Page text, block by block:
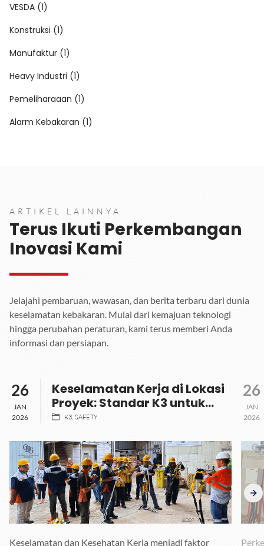
VESDA (1)
Konstruksi (1)
Manufaktur (1)
Heavy Industri (1)
Pemeliharaaan (1)
Alarm Kebakaran (1)
ARTIKEL LAINNYA
Terus Ikuti Perkembangan
Inovasi Kami
Jelajahi pembaruan, wawasan, dan berita terbaru dari dunia
keselamatan kebakaran. Mulai dari kemajuan teknologi
hingga perubahan peraturan, kami terus memberi Anda
informasi dan persiapan.
26
JAN
2026
Keselamatan Kerja di Lokasi
Proyek: Standar K3 untuk
Proyek Konstruksi dan
K3 SAFETY
Keselamatan dan Kesehatan Kerja menjadi faktor
26
JAN
2026